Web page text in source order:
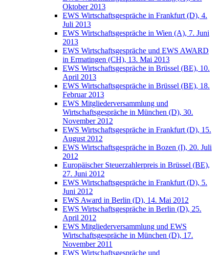
Oktober 2013
EWS Wirtschaftsgespräche in Frankfurt (D), 4.
Juli 2013
EWS Wirtschaftsgespräche in Wien (A), 7. Juni
2013
EWS Wirtschaftsgespräche und EWS AWARD
in Ermatingen (CH), 13. Mai 2013
EWS Wirtschaftsgespräche in Brüssel (BE), 10.
April 2013
EWS Wirtschaftsgespräche in Brüssel (BE), 18.
Februar 2013
EWS Mitgliederversammlung und
Wirtschaftsgespräche in München (D), 30.
November 2012
EWS Wirtschaftsgespräche in Frankfurt (D), 15.
August 2012
EWS Wirtschaftsgespräche in Bozen (I), 20. Juli
2012
Europäischer Steuerzahlerpreis in Brüssel (BE),
27. Juni 2012
EWS Wirtschaftsgespräche in Frankfurt (D), 5.
Juni 2012
EWS Award in Berlin (D), 14. Mai 2012
EWS Wirtschaftsgespräche in Berlin (D), 25.
April 2012
EWS Mitgliederversammlung und EWS
Wirtschaftsgespräche in München (D), 17.
November 2011
EWS Wirtschaftsgespräche und